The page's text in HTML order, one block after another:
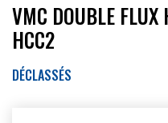
VMC DOUBLE FLUX
HCC2
DÉCLASSÉS